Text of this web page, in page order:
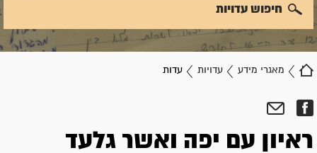
מאגרי מידע עדויות עדות
חיפוש עדויות
ראיון עם יפה ואשר גלעד